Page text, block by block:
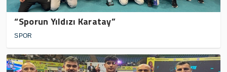
“Sporun Yıldızı Karatay”
SPOR